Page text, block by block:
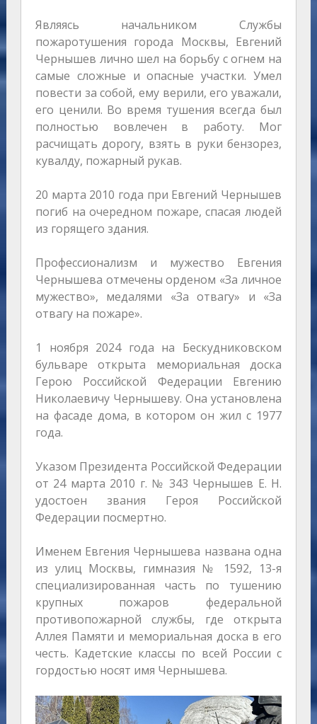
Являясь начальником Службы
пожаротушения города Москвы, Евгений
Чернышев лично шел на борьбу с огнем на
самые сложные и опасные участки. Умел
повести за собой, ему верили, его уважали,
его ценили. Во время тушения всегда был
полностью вовлечен в работу. Мог
расчищать дорогу, взять в руки бензорез,
кувалду, пожарный рукав.
20 марта 2010 года при Евгений Чернышев
погиб на очередном пожаре, спасая людей
из горящего здания.
Профессионализм и мужество Евгения
Чернышева отмечены орденом «За личное
мужество», медалями «За отвагу» и «За
отвагу на пожаре».
1 ноября 2024 года на Бескудниковском
бульваре открыта мемориальная доска
Герою Российской Федерации Евгению
Николаевичу Чернышеву. Она установлена
на фасаде дома, в котором он жил с 1977
года.
Указом Президента Российской Федерации
от 24 марта 2010 г. № 343 Чернышев Е. Н.
удостоен звания Героя Российской
Федерации посмертно.
Именем Евгения Чернышева названа одна
из улиц Москвы, гимназия № 1592, 13-я
специализированная часть по тушению
крупных пожаров федеральной
противопожарной службы, где открыта
Аллея Памяти и мемориальная доска в его
честь. Кадетские классы по всей России с
гордостью носят имя Чернышева.